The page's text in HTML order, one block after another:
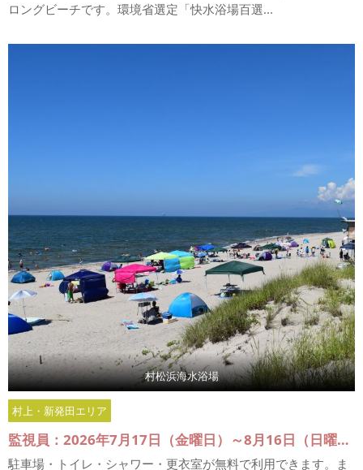
ロングビーチです。環境省選定「快水浴場百選...
村松浜海水浴場
村上・新発田エリア
監視員：2026年7月17日（金曜日）～8月16日（日曜日）
駐車場・トイレ・シャワー・更衣室が無料で利用できます。ま